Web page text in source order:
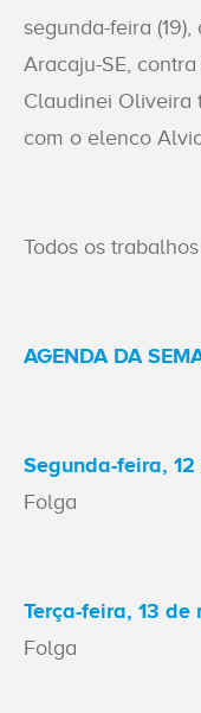
segunda-feira
Aracaju-SE,
Claudinei Oliveira
com o elenco
Todos os
AGENDA DA
Segunda-feira,
Folga
Terça-feira, 13 de
Folga